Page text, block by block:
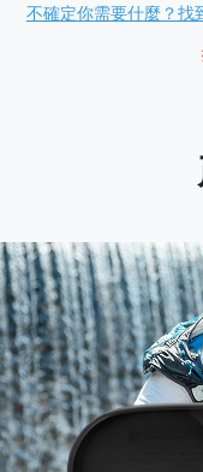
Promotions
不確定你需要什麼？找